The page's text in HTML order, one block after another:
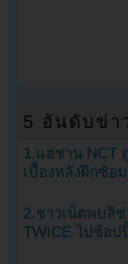
5 อันดับข่า
1.แฮชาน NCT
เบื้องหลังฝึกซ้อม
2.ชาวเน็ตพบลิซ่
TWICE ไปช้อป